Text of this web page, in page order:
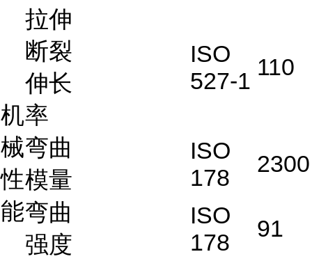
机
械
性
能
拉伸
断裂
伸长
率
ISO
527-1
110
弯曲
模量
ISO
178
2300
弯曲
强度
ISO
178
91